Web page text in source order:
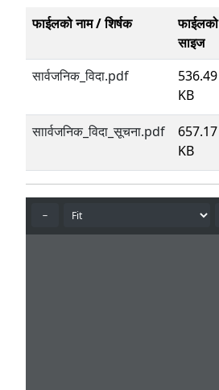
फाईलको नाम / शिर्षक
फाईलको
साइज
सार्वजनिक_विदा.pdf
536.49
KB
साार्वजनिक_विदा_सूचना.pdf
657.17
KB